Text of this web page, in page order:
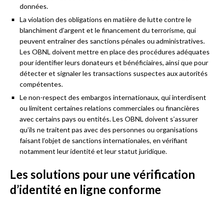
données.
La violation des obligations en matière de lutte contre le
blanchiment d’argent et le financement du terrorisme, qui
peuvent entraîner des sanctions pénales ou administratives.
Les OBNL doivent mettre en place des procédures adéquates
pour identifier leurs donateurs et bénéficiaires, ainsi que pour
détecter et signaler les transactions suspectes aux autorités
compétentes.
Le non-respect des embargos internationaux, qui interdisent
ou limitent certaines relations commerciales ou financières
avec certains pays ou entités. Les OBNL doivent s’assurer
qu’ils ne traitent pas avec des personnes ou organisations
faisant l’objet de sanctions internationales, en vérifiant
notamment leur identité et leur statut juridique.
Les solutions pour une vérification
d’identité en ligne conforme